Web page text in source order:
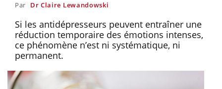
Par Dr Claire Lewandowski
Si les antidépresseurs peuvent entraîner une
réduction temporaire des émotions intenses,
ce phénomène n’est ni systématique, ni
permanent.